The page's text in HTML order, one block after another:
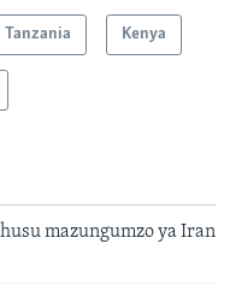
Tanzania Kenya
mazungumzo ya Iran